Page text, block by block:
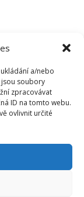
a/nebo
soubory
zpracovávat
ID na tomto webu.
ovlivnit určité